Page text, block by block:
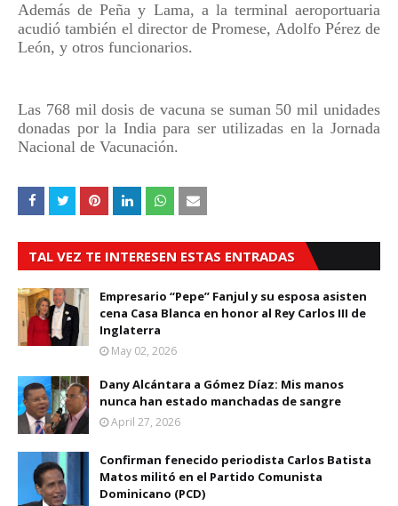
Además de Peña y Lama, a la terminal aeroportuaria
acudió también el director de Promese, Adolfo Pérez de
León, y otros funcionarios.
Las 768 mil dosis de vacuna se suman 50 mil unidades
donadas por la India para ser utilizadas en la Jornada
Nacional de Vacunación.
TAL VEZ TE INTERESEN ESTAS ENTRADAS
Empresario “Pepe” Fanjul y su esposa asisten
cena Casa Blanca en honor al Rey Carlos III de
Inglaterra
May 02, 2026
Dany Alcántara a Gómez Díaz: Mis manos
nunca han estado manchadas de sangre
April 27, 2026
Confirman fenecido periodista Carlos Batista
Matos militó en el Partido Comunista
Dominicano (PCD)